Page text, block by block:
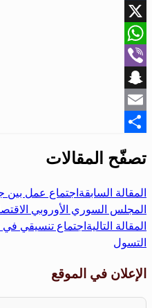
Facebook
X
WhatsApp
Viber
Snapchat
Email
تصفّح المقالات
المقالة السابقة اجتماع عمل
المجلس السوري الأوروبي
المقالة التالية اجتماع تنسيقي
التسول
الإعلان في الموقع